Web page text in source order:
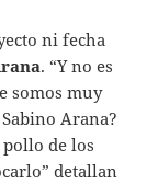
ni fecha
. “Y no es
somos muy
Arana?
de los
detallan